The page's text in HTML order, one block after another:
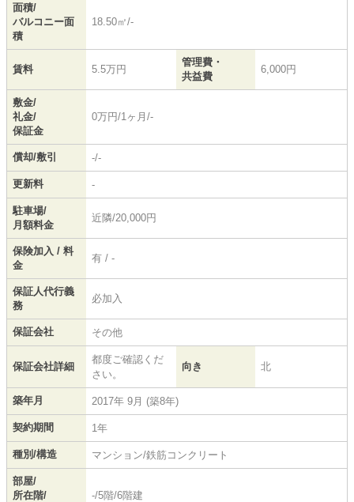
面積/
バルコニー面
積
18.50㎡/-
賃料 5.5万円
管理費・
共益費
6,000円
敷金/
礼金/
保証金
0万円/1ヶ月/-
償却/敷引 -/-
更新料 -
駐車場/
月額料金
近隣/20,000円
保険加入 / 料
金
有 / -
保証人代行義
務
必加入
保証会社 その他
保証会社詳細
都度ご確認くだ
さい。
向き 北
築年月 2017年 9月 (築8年)
契約期間 1年
種別/構造 マンション/鉄筋コンクリート
部屋/
所在階/
-/5階/6階建